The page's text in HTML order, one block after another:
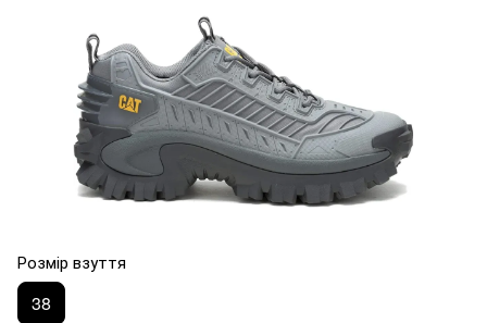
Розмір взуття
38